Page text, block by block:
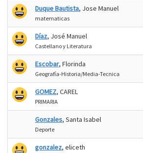
Duque Bautista, Jose Manuel
matematicas
Díaz, José Manuel
Castellano y Literatura
Escobar, Florinda
Geografía-Historia/Media-Tecnica
GOMEZ, CAREL
PRIMARIA
Gonzales, Santa Isabel
Deporte
gonzalez, eliceth